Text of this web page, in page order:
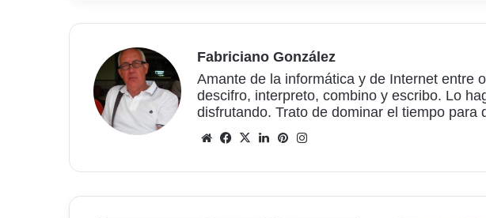
Fabriciano González
Amante de la informática y de Internet entre
descifro, interpreto, combino y escribo. Lo
disfrutando. Trato de dominar el tiempo para
Sitio
Facebook
X LinkedInPinterest